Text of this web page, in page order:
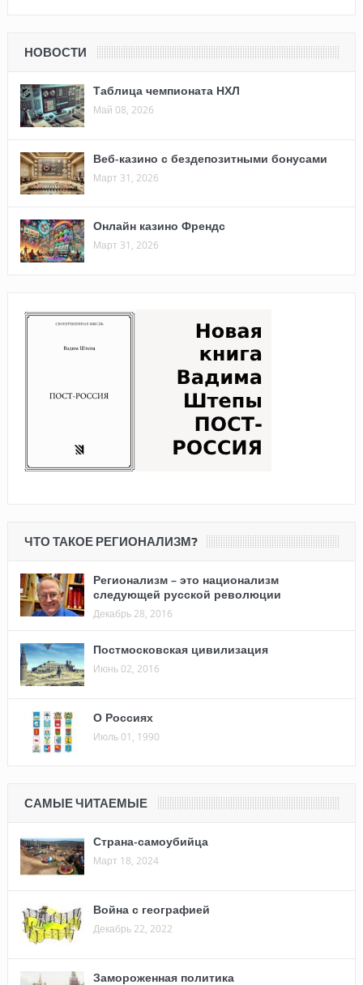
НОВОСТИ
Таблица чемпионата НХЛ
Май 08, 2026
Веб-казино с бездепозитными бонусами
Март 31, 2026
Онлайн казино Френдс
Март 31, 2026
ЧТО ТАКОЕ РЕГИОНАЛИЗМ?
Регионализм – это национализм
следующей русской революции
Декабрь 28, 2016
Постмосковская цивилизация
Июнь 02, 2016
О Россиях
Июль 01, 1990
САМЫЕ ЧИТАЕМЫЕ
Страна-самоубийца
Март 18, 2024
Война с географией
Декабрь 22, 2022
Замороженная политика